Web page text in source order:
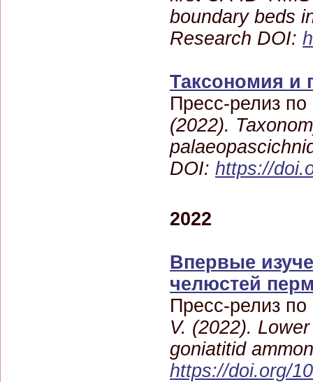
boundary beds
Research DOI:
Таксономия и
Пресс-релиз по
(2022).
DOI: https://
2022
Впервые
челюстей
Пресс-релиз по
V. (2022).
goniatitid
https://doi.org/